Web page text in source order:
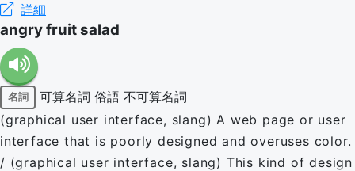
詳細
angry fruit salad
名詞 可算名詞 俗語 不可算名詞
(graphical user interface, slang) A web page or user
interface that is poorly designed and overuses color.
/ (graphical user interface, slang) This kind of design